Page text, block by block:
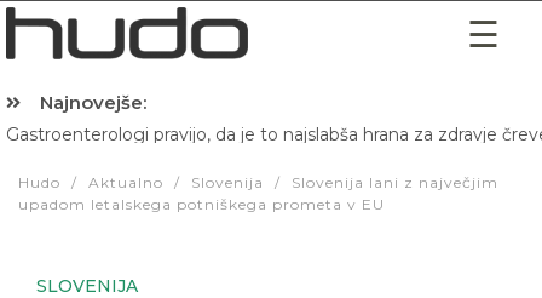
Najnovejše:
Gastroenterologi pravijo, da je to najslabša hrana za zdravje
Hudo / Aktualno / Slovenija /
Slovenija lani z največjim
upadom letalskega potniškega prometa v EU
SLOVENIJA